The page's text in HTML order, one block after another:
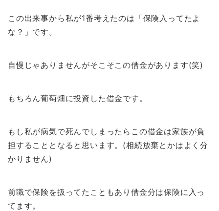
この出来事から私が1番考えたのは「保険入ってたよ
な？」です。
自慢じゃありませんがそこそこの借金があります(笑)
もちろん葡萄畑に投資した借金です。
もし私が病気で死んでしまったらこの借金は家族が負
担することとなると思います。(相続放棄とかはよく分
かりません)
前職で保険を扱ってたこともあり借金分は保険に入っ
てます。